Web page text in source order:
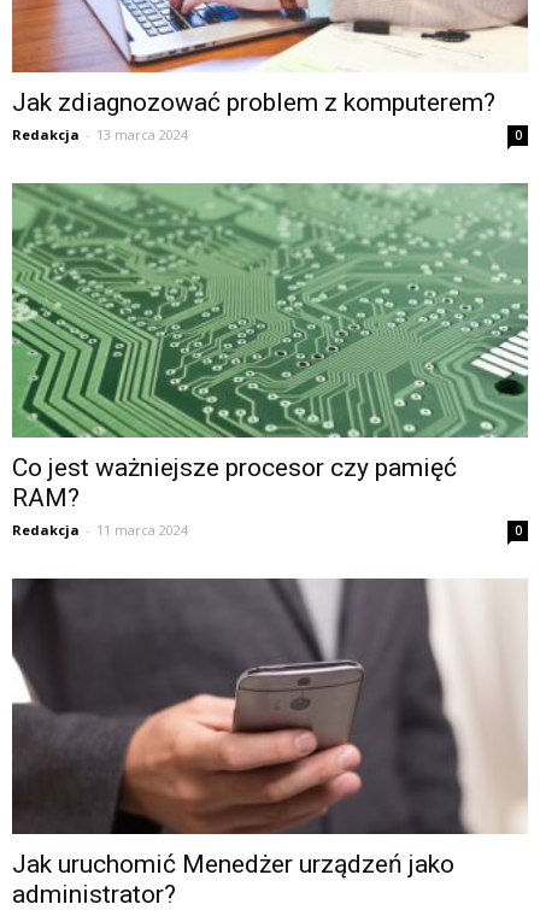
Jak zdiagnozować problem z komputerem?
Redakcja - 13 marca 2024 0
Co jest ważniejsze procesor czy pamięć
RAM?
Redakcja - 11 marca 2024 0
Jak uruchomić Menedżer urządzeń jako
administrator?